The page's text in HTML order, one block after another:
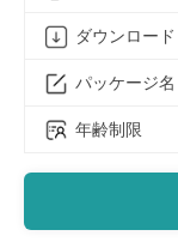
ダウンロード
パッケージ名
年齢制限